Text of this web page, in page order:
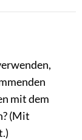
mit dem
(Mit